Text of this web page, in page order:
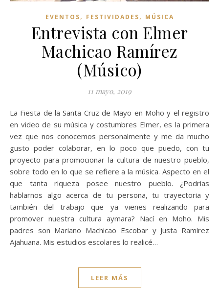
EVENTOS, FESTIVIDADES, MÚSICA
Entrevista con Elmer
Machicao Ramírez
(Músico)
11 mayo, 2019
La Fiesta de la Santa Cruz de Mayo en Moho y el registro
en video de su música y costumbres Elmer, es la primera
vez que nos conocemos personalmente y me da mucho
gusto poder colaborar, en lo poco que puedo, con tu
proyecto para promocionar la cultura de nuestro pueblo,
sobre todo en lo que se refiere a la música. Aspecto en el
que tanta riqueza posee nuestro pueblo. ¿Podrías
hablarnos algo acerca de tu persona, tu trayectoria y
también del trabajo que ya vienes realizando para
promover nuestra cultura aymara? Nací en Moho. Mis
padres son Mariano Machicao Escobar y Justa Ramírez
Ajahuana. Mis estudios escolares lo realicé…
LEER MÁS